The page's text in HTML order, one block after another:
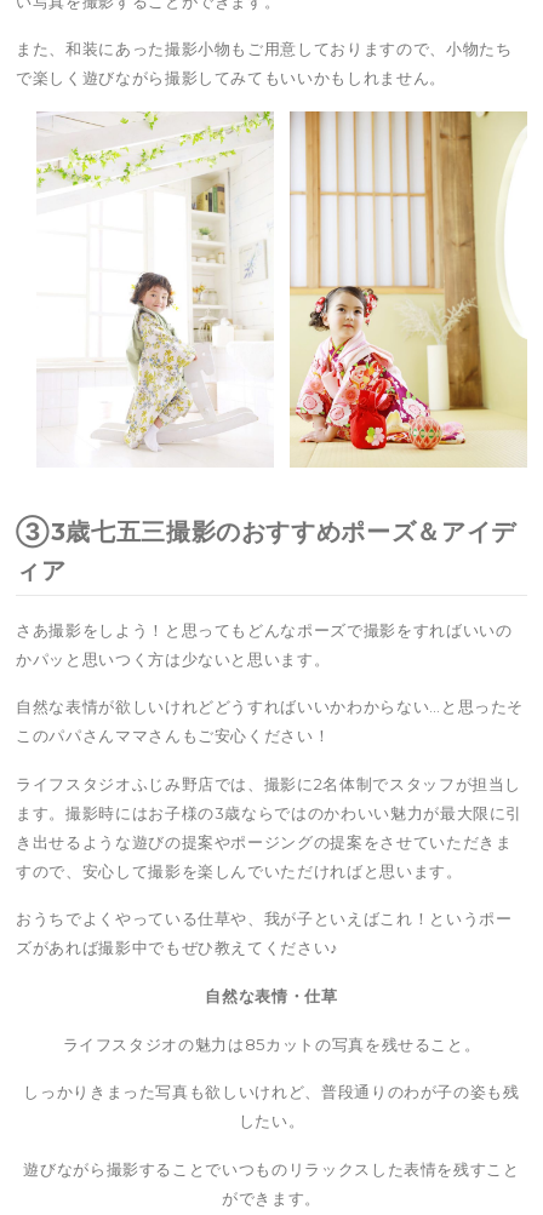
また、和装にあった撮影小物もご用意しておりますので、小物たち
で楽しく遊びながら撮影してみてもいいかもしれません。
③3歳七五三撮影のおすすめポーズ＆アイデ
ィア
さあ撮影をしよう！と思ってもどんなポーズで撮影をすればいいの
かパッと思いつく方は少ないと思います。
自然な表情が欲しいけれどどうすればいいかわからない…と思ったそ
このパパさんママさんもご安心ください！
ライフスタジオふじみ野店では、撮影に2名体制でスタッフが担当し
ます。撮影時にはお子様の3歳ならではのかわいい魅力が最大限に引
き出せるような遊びの提案やポージングの提案をさせていただきま
すので、安心して撮影を楽しんでいただければと思います。
おうちでよくやっている仕草や、我が子といえばこれ！というポー
ズがあれば撮影中でもぜひ教えてください♪
自然な表情・仕草
ライフスタジオの魅力は85カットの写真を残せること。
しっかりきまった写真も欲しいけれど、普段通りのわが子の姿も残
したい。
遊びながら撮影することでいつものリラックスした表情を残すこと
ができます。